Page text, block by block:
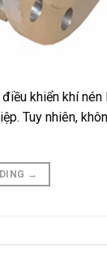
khiển khí
Tuy nhiên,
→